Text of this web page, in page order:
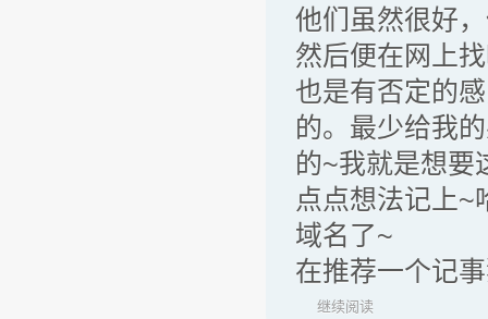
他们虽然很好
然后便在网上
也是有否定的
的。最少给我
的~我就是想要
点点想法记上~
域名了~
在推荐一个记
继续阅读